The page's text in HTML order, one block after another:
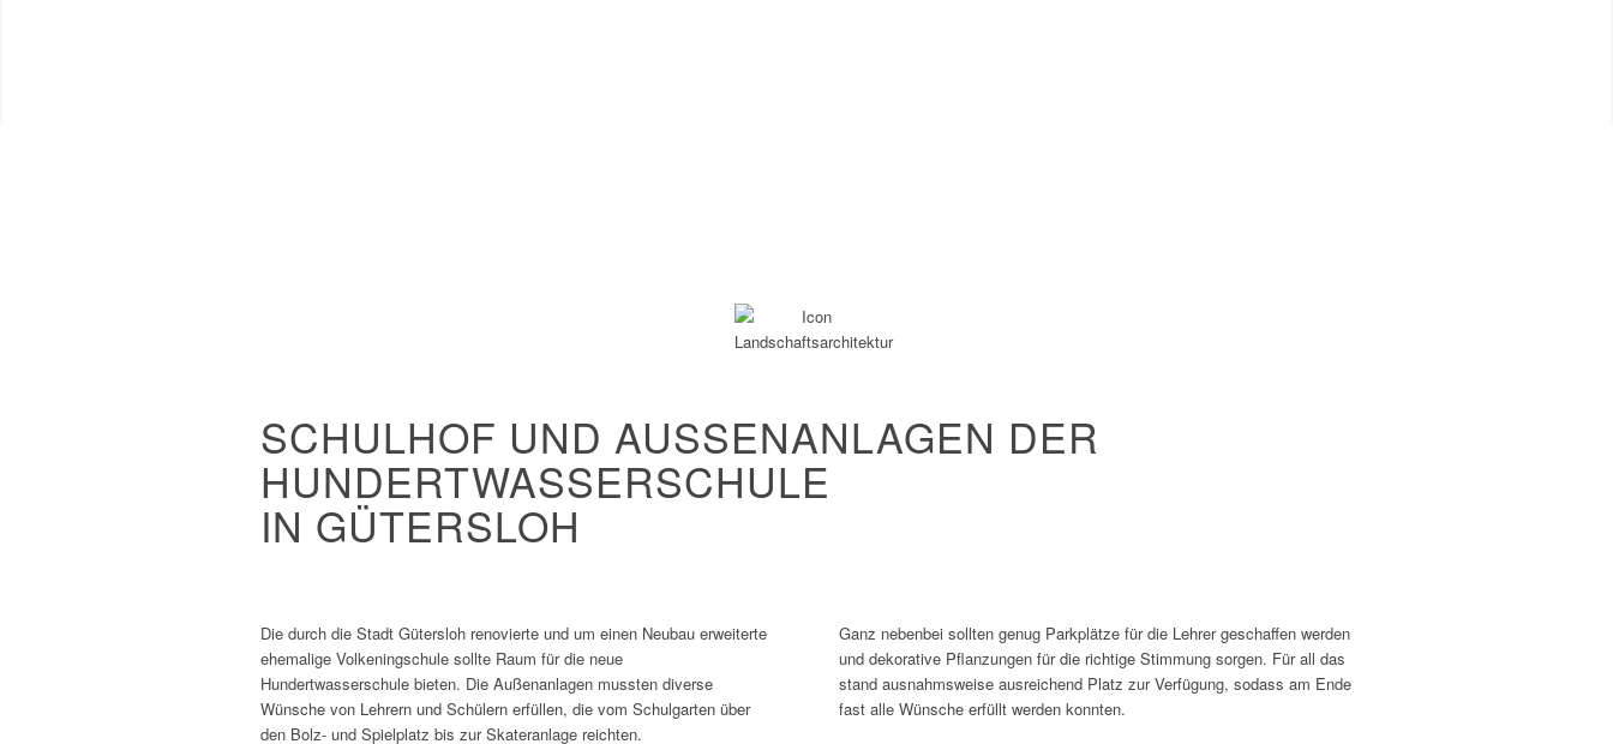
SCHULHOF UND AUSSENANLAGEN DER H
UNDERTWASSERSCHULE
IN GÜTERSLOH
Die durch die Stadt Gütersloh renovierte und um einen Neubau erweiterte
ehemalige Volkeningschule sollte Raum für die neue
Hundertwasserschule bieten. Die Außenanlagen mussten diverse
Wünsche von Lehrern und Schülern erfüllen, die vom Schulgarten über
den Bolz- und Spielplatz bis zur Skateranlage reichten.
Ganz nebenbei sollten genug Parkplätze für die Lehrer geschaffen werden
und dekorative Pflanzungen für die richtige Stimmung sorgen. Für all das
stand ausnahmsweise ausreichend Platz zur Verfügung, sodass am Ende
fast alle Wünsche erfüllt werden konnten.